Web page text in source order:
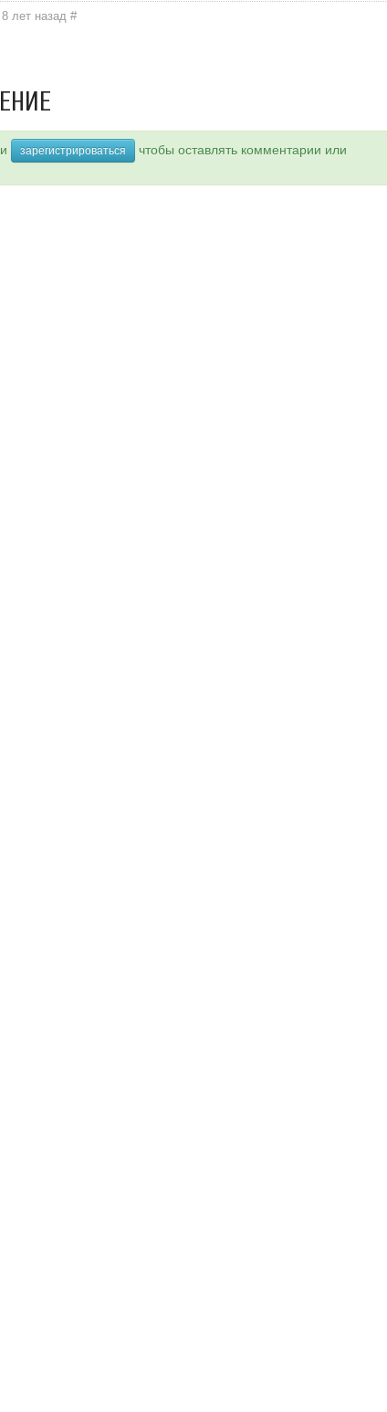
лет назад#
зарегистрироваться
чтобы оставлять комментарии или